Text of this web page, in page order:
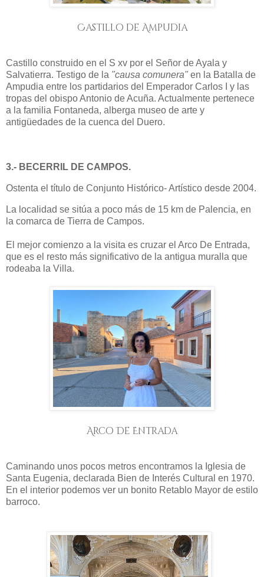
Castillo de Ampudia
Castillo construido en el S xv por el Señor de Ayala y
Salvatierra. Testigo de la "causa comunera" en la Batalla de
Ampudia entre los partidarios del Emperador Carlos I y las
tropas del obispo Antonio de Acuña. Actualmente pertenece
a la familia Fontaneda, alberga museo de arte y
antigüedades de la cuenca del Duero.
3.- BECERRIL DE CAMPOS.
Ostenta el título de Conjunto Histórico- Artístico desde 2004.
La localidad se sitúa a poco más de 15 km de Palencia, en
la comarca de Tierra de Campos.
El mejor comienzo a la visita es cruzar el Arco De Entrada,
que es el resto más significativo de la antigua muralla que
rodeaba la Villa.
Arco De Entrada
Caminando unos pocos metros encontramos la Iglesia de
Santa Eugenia, declarada Bien de Interés Cultural en 1970.
En el interior podemos ver un bonito Retablo Mayor de estilo
barroco.